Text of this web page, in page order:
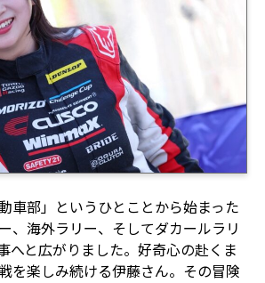
車部」というひとことから始まった
、海外ラリー、そしてダカールラリ
へと広がりました。好奇心の赴くま
を楽しみ続ける伊藤さん。その冒険